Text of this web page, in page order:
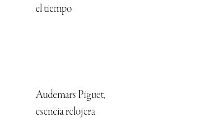
el tiempo
Audemars Piguet,
esencia relojera